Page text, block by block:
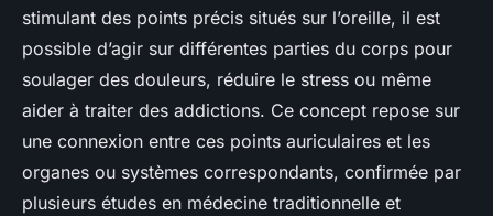
stimulant des points précis situés sur l’oreille, il est
possible d’agir sur différentes parties du corps pour
soulager des douleurs, réduire le stress ou même
aider à traiter des addictions. Ce concept repose sur
une connexion entre ces points auriculaires et les
organes ou systèmes correspondants, confirmée par
plusieurs études en médecine traditionnelle et